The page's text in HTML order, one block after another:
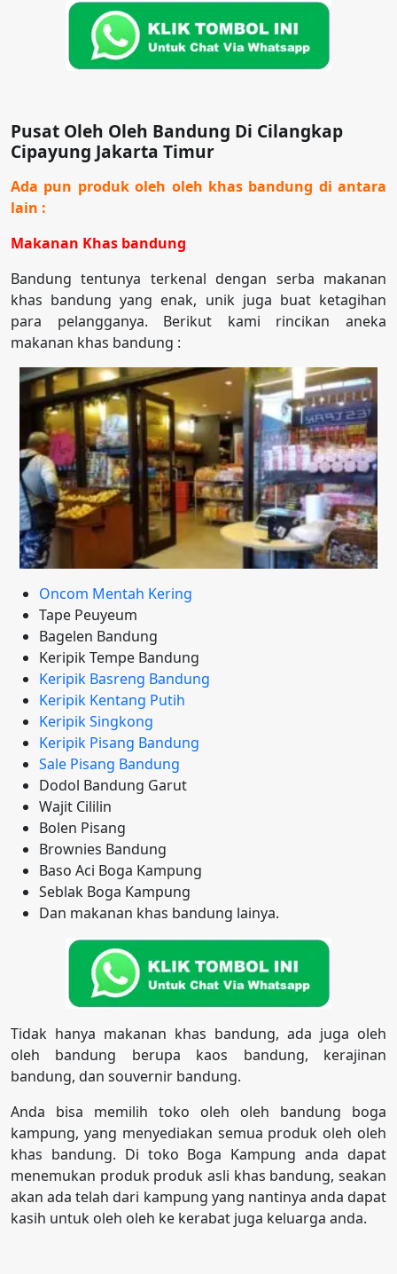
Pusat Oleh Oleh Bandung Di Cilangkap
Cipayung Jakarta Timur
Ada pun produk oleh oleh khas bandung di antara
lain :
Makanan Khas bandung
Bandung tentunya terkenal dengan serba makanan
khas bandung yang enak, unik juga buat ketagihan
para pelangganya. Berikut kami rincikan aneka
makanan khas bandung :
Oncom Mentah Kering
Tape Peuyeum
Bagelen Bandung
Keripik Tempe Bandung
Keripik Basreng Bandung
Keripik Kentang Putih
Keripik Singkong
Keripik Pisang Bandung
Sale Pisang Bandung
Dodol Bandung Garut
Wajit Cililin
Bolen Pisang
Brownies Bandung
Baso Aci Boga Kampung
Seblak Boga Kampung
Dan makanan khas bandung lainya.
Tidak hanya makanan khas bandung, ada juga oleh
oleh bandung berupa kaos bandung, kerajinan
bandung, dan souvernir bandung.
Anda bisa memilih toko oleh oleh bandung boga
kampung, yang menyediakan semua produk oleh oleh
khas bandung. Di toko Boga Kampung anda dapat
menemukan produk produk asli khas bandung, seakan
akan ada telah dari kampung yang nantinya anda dapat
kasih untuk oleh oleh ke kerabat juga keluarga anda.